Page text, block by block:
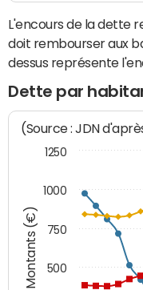
L'encours de la dette
doit rembourser aux
dessus représente
Dette par
Montants (€)
(Source : JDN
500
750
1000
1250